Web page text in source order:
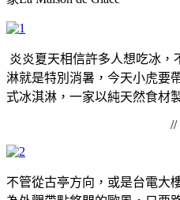
炎炎夏天相信許多人想吃冰
淋就是特別消暑，今天小虎要
式冰淇淋，一家以純天然食材
//
不管從古亭方向，或是台電大